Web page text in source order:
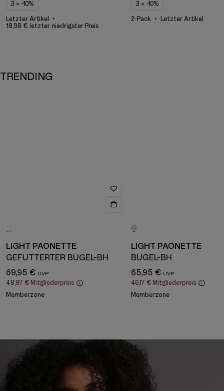
3 = -10%
Letzter Artikel
18,98 € letzter niedrigster Preis
3 = -10%
2-Pack Letzter Artikel
TRENDING
LIGHT PAONETTE
GEFÜTTERTER BÜGEL-BH
69,95 €
48,97 € Mitgliederpreis
Memberzone
LIGHT PAONETTE
BÜGEL-BH
65,95 €
46,17 € Mitgliederpreis
Memberzone